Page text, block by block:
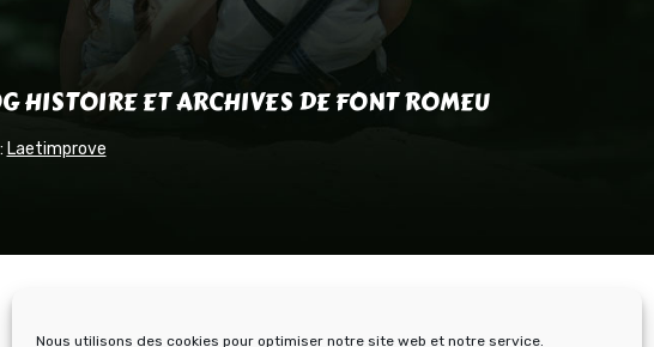
Nous utilisons des cookies pour optimiser notre site web et notre service.
HISTOIRE ET ARCHIVES DE FONT ROMEU
Laetimprove